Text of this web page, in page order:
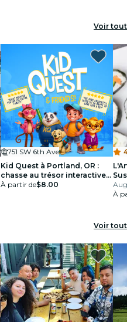
Voir tout
751 SW 6th Ave
Kid Quest à Portland, OR :
chasse au trésor interactive
en famille (âges 4–8)
À partir de$8.00
À
Voir tout